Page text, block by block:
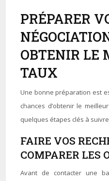
PRÉPARER
OBTENIR LE
TAUX
Une bonne préparation est
chances d’obtenir le
quelques étapes clés à
FAIRE VOS
COMPARER LES
Avant de contacter une